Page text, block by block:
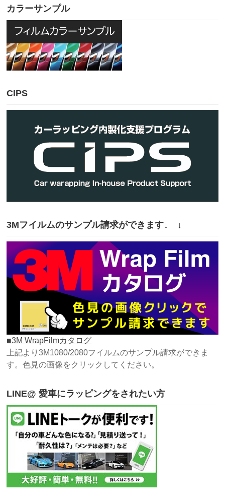
カラーサンプル
CIPS
3Mフイルムのサンプル請求ができます↓ ↓
■3M WrapFilmカタログ
上記より3M1080/2080フイルムのサンプル請求ができま
す。色見の画像をクリックしてください。
LINE@ 愛車にラッピングをされたい方